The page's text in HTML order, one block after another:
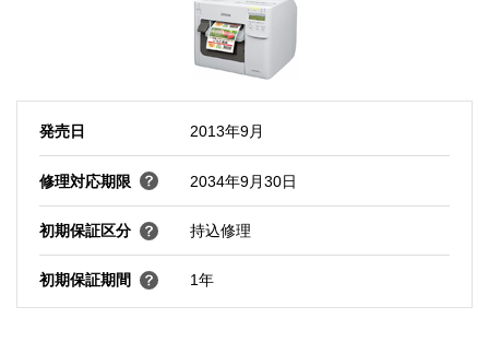
発売日 2013年9月
修理対応期限 2034年9月30日
初期保証区分 持込修理
初期保証期間 1年